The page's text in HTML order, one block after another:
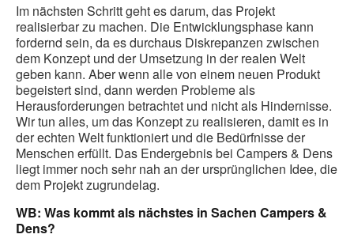
Im nächsten Schritt geht es darum, das Projekt
realisierbar zu machen. Die Entwicklungsphase kann
fordernd sein, da es durchaus Diskrepanzen zwischen
dem Konzept und der Umsetzung in der realen Welt
geben kann. Aber wenn alle von einem neuen Produkt
begeistert sind, dann werden Probleme als
Herausforderungen betrachtet und nicht als Hindernisse.
Wir tun alles, um das Konzept zu realisieren, damit es in
der echten Welt funktioniert und die Bedürfnisse der
Menschen erfüllt. Das Endergebnis bei Campers & Dens
liegt immer noch sehr nah an der ursprünglichen Idee, die
dem Projekt zugrundelag.
WB: Was kommt als nächstes in Sachen Campers &
Dens?